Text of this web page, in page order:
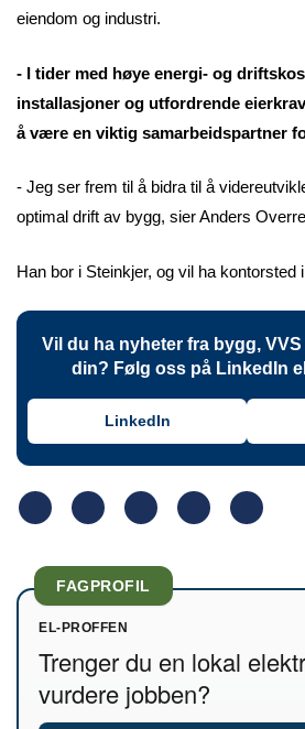
eiendom og industri.
- I tider med høye energi- og
installasjoner og utfordrende
å være en viktig samarbeidspartner
- Jeg ser frem til å bidra til å
optimal drift av bygg, sier Anders
Han bor i Steinkjer, og vil ha kontorsted
Vil du ha nyheter fra bygg,
din? Følg oss på LinkedIn
LinkedIn
FAGPROFIL
EL-PROFFEN
Trenger du en lokal
vurdere jobben?